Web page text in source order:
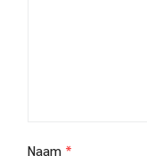
Naam *